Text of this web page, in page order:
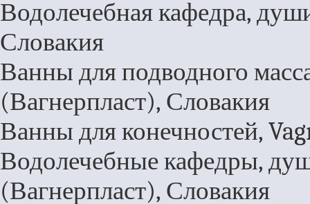
Водолечебная кафедра,
Словакия
Ванны для подводного
(Вагнерпласт), Словакия
Ванны для конечностей,
Водолечебные кафедры,
(Вагнерпласт), Словакия